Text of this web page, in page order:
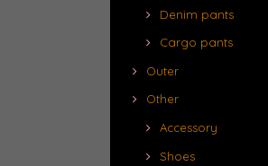
Denim pants
Cargo pants
Outer
Other
Accessory
Shoes